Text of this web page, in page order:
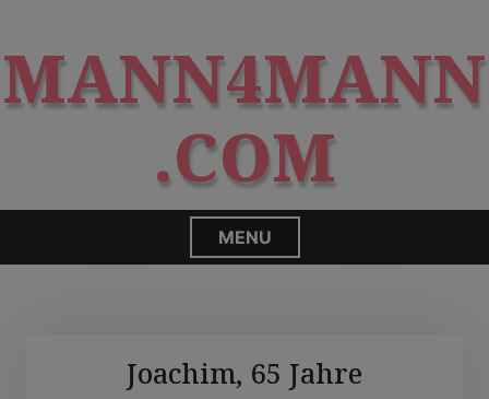
i
p
o
c
n
t
MANN4MANN
.COM
MENU
Joachim, 65 Jahre